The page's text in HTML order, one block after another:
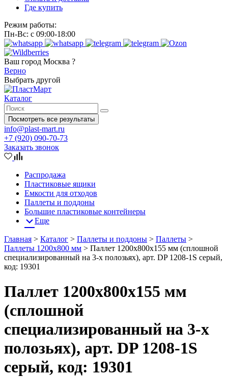
Где купить
Режим работы:
Пн-Вс: с 09:00-18:00
Ваш город Москва ?
Верно
Выбрать другой
Каталог
Посмотреть все результаты
info@plast-mart.ru
+7 (920) 090-70-73
Заказать звонок
Распродажа
Пластиковые ящики
Емкости для отходов
Паллеты и поддоны
Большие пластиковые контейнеры
Еще
Главная > Каталог > Паллеты и поддоны > Паллеты >
Паллеты 1200x800 мм > Паллет 1200х800х155 мм (сплошной
специализированный на 3-х полозьях), арт. DP 1208-1S серый,
код: 19301
Паллет 1200х800х155 мм
(сплошной
специализированный на 3-х
полозьях), арт. DP 1208-1S
серый, код: 19301